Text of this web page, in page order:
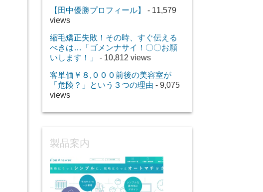
【田中優勝プロフィール】
- 11,579
views
縮毛矯正失敗！その時、すぐ伝える
べきは…「ゴメンナサイ！〇〇お願
いします！」
- 10,812 views
客単価￥８,０００前後の美容室が
「危険？」という３つの理由 - 9,075
views
製品案内